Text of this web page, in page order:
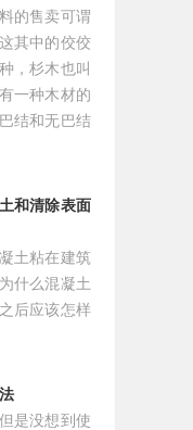
的售卖可谓
其中的佼佼
，杉木也叫
一种木材的
结和无巴结
和清除表面
土粘在建筑
什么混凝土
后应该怎样
是没想到使